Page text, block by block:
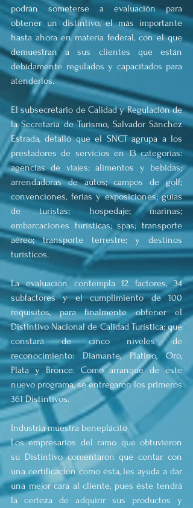
podrán someterse a evaluación para
obtener un distintivo, el más importante
hasta ahora en materia federal, con el que
demuestran a sus clientes que están
debidamente regulados y capacitados para
atenderlos.
El subsecretario de Calidad y Regulación de
la Secretaría de Turismo, Salvador Sánchez
Estrada, detalló que el SNCT agrupa a los
prestadores de servicios en 13 categorías:
agencias de viajes; alimentos y bebidas;
arrendadoras de autos; campos de golf;
convenciones, ferias y exposiciones; guías
de turistas; hospedaje; marinas;
embarcaciones turísticas; spas; transporte
aéreo; transporte terrestre; y destinos
turísticos.
La evaluación contempla 12 factores, 34
subfactores y el cumplimiento de 100
requisitos, para finalmente obtener el
Distintivo Nacional de Calidad Turística; que
constará de cinco niveles de
reconocimiento: Diamante, Platino, Oro,
Plata y Bronce. Como arranque de este
nuevo programa, se entregaron los primeros
361 Distintivos.
Industria muestra beneplácito
Los empresarios del ramo que obtuvieron
su Distintivo comentaron que contar con
una certificación como ésta, les ayuda a dar
una mejor cara al cliente, pues éste tendrá
la certeza de adquirir sus productos y